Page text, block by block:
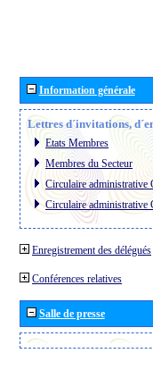
Information générale
Lettres d´invitations,
Etats Membres
Membres du Secteur
Circulaire administrative
Circulaire administrative
Enregistrement des délégués
Conférences relatives
Salle de presse